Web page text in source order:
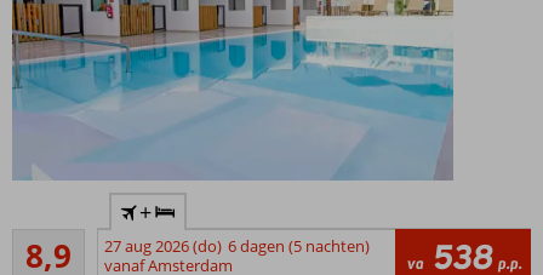
Only Adult
accommodatie;
min. leeftijd is
18 jaar
8,9Aanrader
160
+
27 aug 2026 (do) 6 dagen (5 nachten)
vanaf Amsterdam
va 538 p.p.